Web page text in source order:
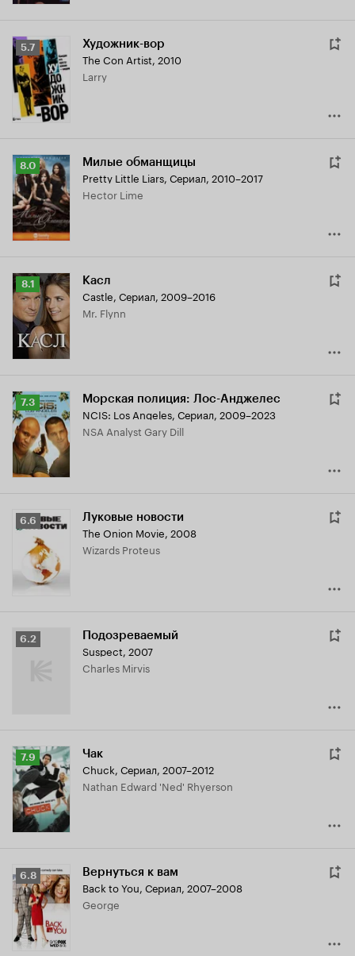
Рейтинг
Кинопоиска
5.7
5.7 Художник-вор
The Con Artist, 2010
Larry
Рейтинг
Кинопоиска
8.0
8.0 Милые обманщицы
Pretty Little Liars, Сериал, 2010–2017
Hector Lime
Рейтинг
Кинопоиска
8.1
8.1 Касл
Castle, Сериал, 2009–2016
Mr. Flynn
Рейтинг
Кинопоиска
7.3
7.3 Морская полиция: Лос-Анджелес
NCIS: Los Angeles, Сериал, 2009–2023
NSA Analyst Gary Dill
Рейтинг
Кинопоиска
6.6
6.6 Луковые новости
The Onion Movie, 2008
Wizards Proteus
Рейтинг
6.2 Подозреваемый
Suspect, 2007
Charles Mirvis
Рейтинг
Кинопоиска
7.9
7.9 Чак
Chuck, Сериал, 2007–2012
Nathan Edward 'Ned' Rhyerson
Рейтинг
Кинопоиска
6.8
6.8 Вернуться к вам
Back to You, Сериал, 2007–2008
George